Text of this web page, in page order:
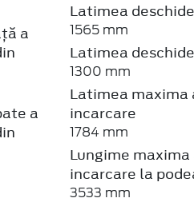
a
a
Latimea
1565 mm
Latimea
1300 mm
Latimea maxima
incarcare
1784 mm
Lungime
incarcare la
3533 mm